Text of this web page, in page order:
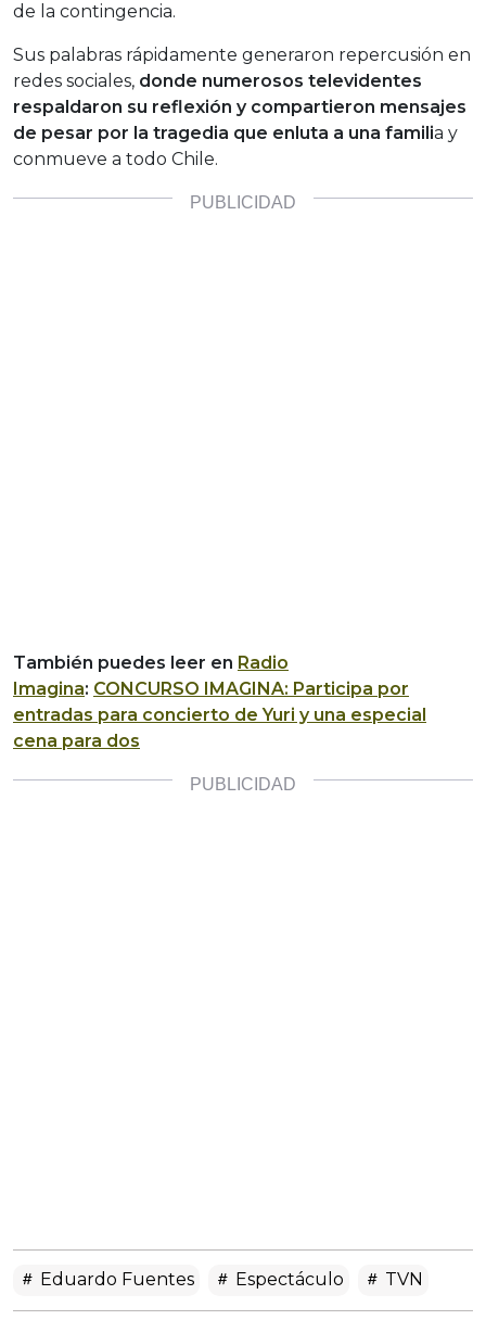
de la contingencia.
Sus palabras rápidamente generaron repercusión en
redes sociales, donde numerosos televidentes
respaldaron su reflexión y compartieron mensajes
de pesar por la tragedia que enluta a una familia y
conmueve a todo Chile.
También puedes leer en Radio
Imagina: CONCURSO IMAGINA: Participa por
entradas para concierto de Yuri y una especial
cena para dos
Eduardo Fuentes Espectáculo TVN